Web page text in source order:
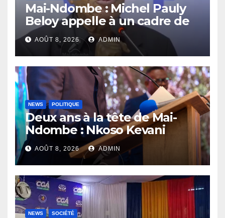
Mai-Ndombe : Michel Pauly
Beloy appelle à un cadre de
concertation avant la tenue
du dialogue inclusif
AOÛT 8, 2026 ADMIN
NEWS POLITIQUE
Deux ans à la tête de Mai-
Ndombe : Nkoso Kevani
défend son bilan et fait de la
sécurité sa priorité
AOÛT 8, 2026 ADMIN
NEWS SOCIÉTÉ